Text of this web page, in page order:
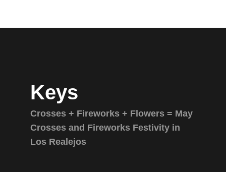
Keys
Crosses + Fireworks + Flowers = May
Crosses and Fireworks Festivity in
Los Realejos